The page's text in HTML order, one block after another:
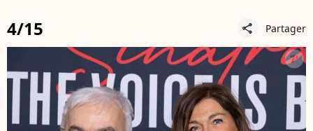
4/15 share Partager